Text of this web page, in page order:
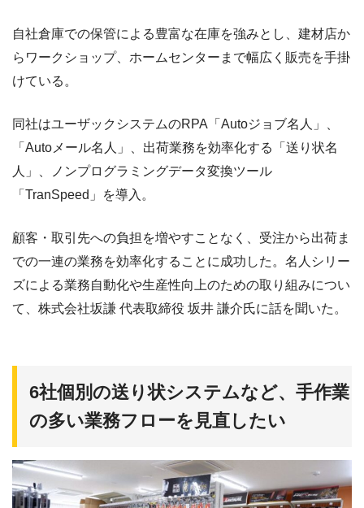
自社倉庫での保管による豊富な在庫を強みとし、建材店か
らワークショップ、ホームセンターまで幅広く販売を手掛
けている。
同社はユーザックシステムのRPA「Autoジョブ名人」、
「Autoメール名人」、出荷業務を効率化する「送り状名
人」、ノンプログラミングデータ変換ツール
「TranSpeed」を導入。
顧客・取引先への負担を増やすことなく、受注から出荷ま
での一連の業務を効率化することに成功した。名人シリー
ズによる業務自動化や生産性向上のための取り組みについ
て、株式会社坂謙 代表取締役 坂井 謙介氏に話を聞いた。
6社個別の送り状システムなど、手作業
の多い業務フローを見直したい